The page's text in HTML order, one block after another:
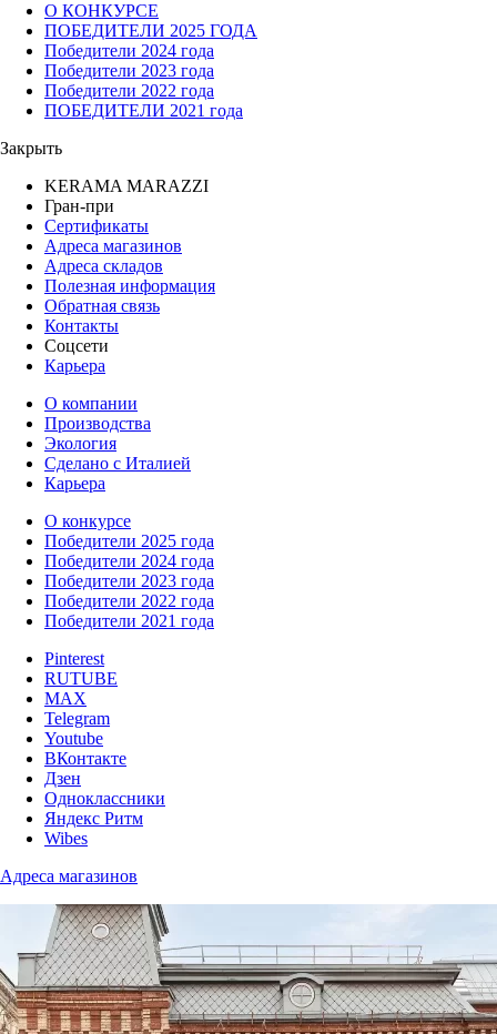
О КОНКУРСЕ
ПОБЕДИТЕЛИ 2025 ГОДА
Победители 2024 года
Победители 2023 года
Победители 2022 года
ПОБЕДИТЕЛИ 2021 года
Закрыть
KERAMA MARAZZI
Гран-при
Сертификаты
Адреса магазинов
Адреса складов
Полезная информация
Обратная связь
Контакты
Соцсети
Карьера
О компании
Производства
Экология
Сделано с Италией
Карьера
О конкурсе
Победители 2025 года
Победители 2024 года
Победители 2023 года
Победители 2022 года
Победители 2021 года
Pinterest
RUTUBE
MAX
Telegram
Youtube
ВКонтакте
Дзен
Одноклассники
Яндекс Ритм
Wibes
Адреса магазинов